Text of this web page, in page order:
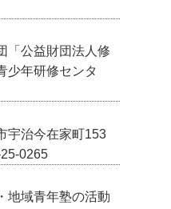
「公益財団法人修
少年研修センタ
宇治今在家町153
0265
地域青年塾の活動